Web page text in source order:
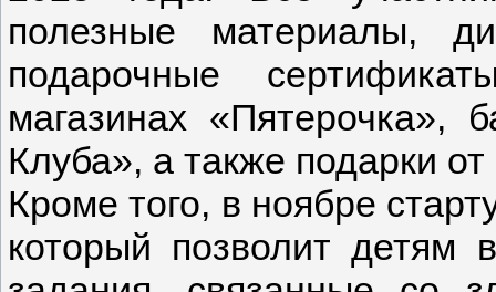
полезные материалы,
подарочные
магазинах «Пятерочка»,
Клуба», а также подарки
Кроме того, в ноябре
который позволит детям